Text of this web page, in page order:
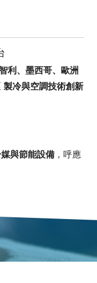
利、墨西哥、歐洲
製冷與空調技術創新
與節能設備 ，呼應